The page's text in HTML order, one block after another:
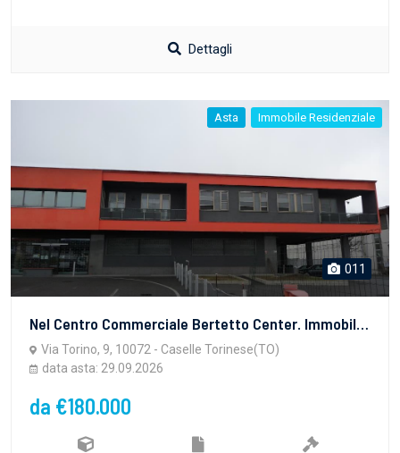
Dettagli
Asta Immobile Residenziale
011
Nel Centro Commerciale Bertetto Center. Immobile ad uso abitativo posto al piano primo, composto da: ampio ingresso su soggiorno, tinello, cucinino, disimpegno, tre camere, disimpegno, doppiservizi, ripostiglio e balcone angolare che comprende lato strada e lato area comune.
Via Torino, 9, 10072 - Caselle Torinese(TO)
data asta: 29.09.2026
da €180.000